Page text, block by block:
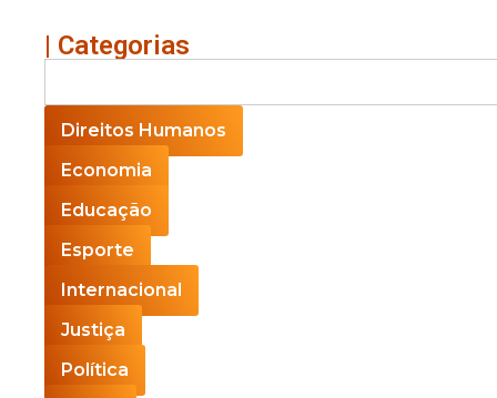
| Categorias
Direitos Humanos
Economia
Educação
Esporte
Internacional
Justiça
Política